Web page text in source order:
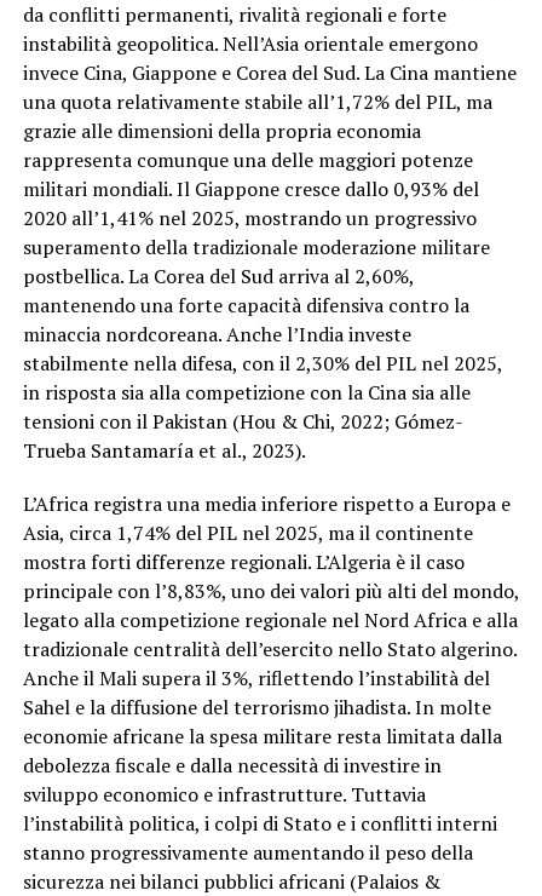
da conflitti permanenti, rivalità regionali e forte
instabilità geopolitica. Nell’Asia orientale emergono
invece Cina, Giappone e Corea del Sud. La Cina mantiene
una quota relativamente stabile all’1,72% del PIL, ma
grazie alle dimensioni della propria economia
rappresenta comunque una delle maggiori potenze
militari mondiali. Il Giappone cresce dallo 0,93% del
2020 all’1,41% nel 2025, mostrando un progressivo
superamento della tradizionale moderazione militare
postbellica. La Corea del Sud arriva al 2,60%,
mantenendo una forte capacità difensiva contro la
minaccia nordcoreana. Anche l’India investe
stabilmente nella difesa, con il 2,30% del PIL nel 2025,
in risposta sia alla competizione con la Cina sia alle
tensioni con il Pakistan (Hou & Chi, 2022; Gómez-
Trueba Santamaría et al., 2023).
L’Africa registra una media inferiore rispetto a Europa e
Asia, circa 1,74% del PIL nel 2025, ma il continente
mostra forti differenze regionali. L’Algeria è il caso
principale con l’8,83%, uno dei valori più alti del mondo,
legato alla competizione regionale nel Nord Africa e alla
tradizionale centralità dell’esercito nello Stato algerino.
Anche il Mali supera il 3%, riflettendo l’instabilità del
Sahel e la diffusione del terrorismo jihadista. In molte
economie africane la spesa militare resta limitata dalla
debolezza fiscale e dalla necessità di investire in
sviluppo economico e infrastrutture. Tuttavia
l’instabilità politica, i colpi di Stato e i conflitti interni
stanno progressivamente aumentando il peso della
sicurezza nei bilanci pubblici africani (Palaios &